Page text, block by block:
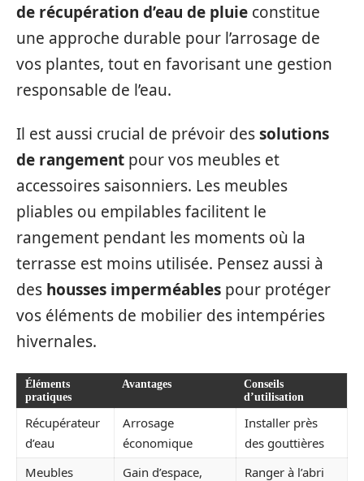
de récupération d’eau de pluie constitue
une approche durable pour l’arrosage de
vos plantes, tout en favorisant une gestion
responsable de l’eau.
Il est aussi crucial de prévoir dessolutions
de rangement pour vos meubles et
accessoires saisonniers. Les meubles
pliables ou empilables facilitent le
rangement pendant les moments où la
terrasse est moins utilisée. Pensez aussi à
des housses imperméables pour protéger
vos éléments de mobilier des intempéries
hivernales.
Éléments
pratiques
Avantages
Conseils
d’utilisation
Récupérateur
d’eau
Arrosage
économique
Installer près
des gouttières
Meubles
Gain d’espace,
Ranger à l’abri